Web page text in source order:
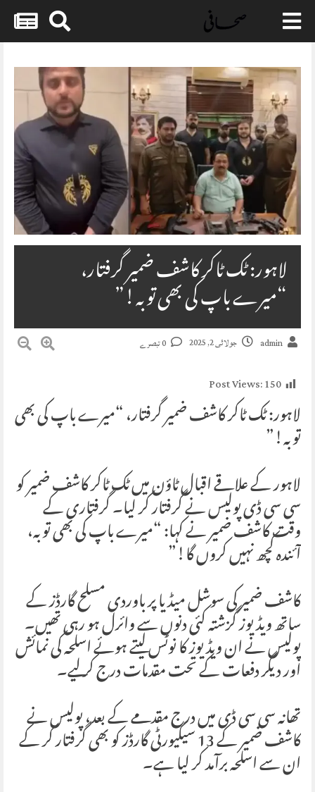
Skip
content
لاہور: ٹک ٹاکر کاشف ضمیر گرفتار،
“میرے باپ کی بھی توبہ!”
admin جولائی 2, 2025
Post Views:150
لاہور: ٹک ٹاکر کاشف ضمیر گرفتار، “میرے باپ کی بھی
توبہ!”
لاہور کے علاقے اقبال ٹاؤن میں ٹک ٹاکر کاشف ضمیر کو
سی سی ڈی پولیس نے گرفتار کر لیا۔ گرفتاری کے
وقت کاشف ضمیر نے کہا: “میرے باپ کی بھی توبہ،
آئندہ کچھ نہیں کروں گا!”
کاشف ضمیر کی سوشل میڈیا پر باوردی مسلح گارڈز کے
ساتھ ویڈیوز گزشتہ کئی دنوں سے وائرل ہو رہی تھیں۔
پولیس نے ان ویڈیوز کا نوٹس لیتے ہوئے اسلحہ کی نمائش
اور دیگر دفعات کے تحت مقدمات درج کر لیے۔
تھانہ سی سی ڈی میں درج مقدمے کے بعد، پولیس نے
کاشف ضمیر کے 13 سیکیورٹی گارڈز کو بھی گرفتار کر کےان سے اسلحہ برآمد کر لیا ہے۔